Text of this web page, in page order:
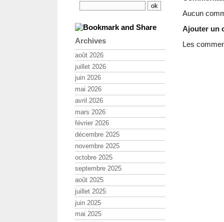
Aucun
Ajouter un
Les
Archives
août 2026
juillet 2026
juin 2026
mai 2026
avril 2026
mars 2026
février 2026
décembre 2025
novembre 2025
octobre 2025
septembre 2025
août 2025
juillet 2025
juin 2025
mai 2025